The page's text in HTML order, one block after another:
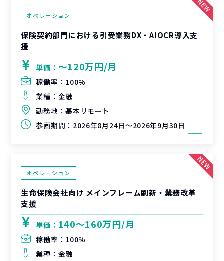
オペレーション
保険契約部門における引受業務DX・AIOCR導入支
援
単価： 〜120万円/月
稼働率： 100%
業種： 金融
勤務地：基本リモート
参画期間： 2026年8月24日～2026年9月30日
オペレーション
生命保険会社向け メインフレーム刷新・業務改革
支援
単価： 140〜160万円/月
稼働率： 100%
業種： 金融